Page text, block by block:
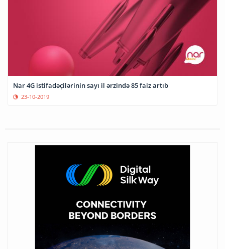
Nar 4G istifadəçilərinin sayı il ərzində 85 faiz artıb
23-10-2019